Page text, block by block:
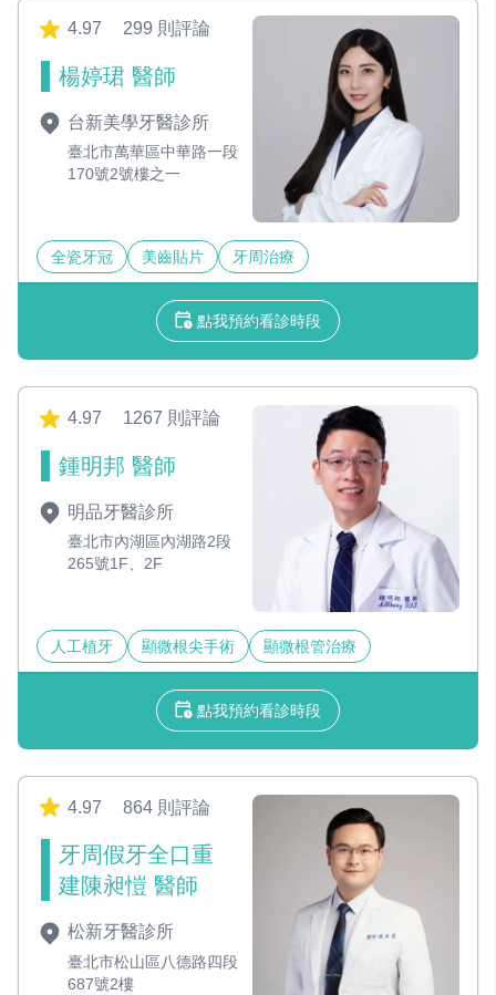
4.97 299 則評論
楊婷珺 醫師
台新美學牙醫診所
臺北市萬華區中華路一段
170號2號樓之一
全瓷牙冠 美齒貼片 牙周治療
點我預約看診時段
4.97 1267 則評論
鍾明邦 醫師
明品牙醫診所
臺北市內湖區內湖路2段
265號1F、2F
人工植牙 顯微根尖手術 顯微根管治療
點我預約看診時段
4.97 864 則評論
牙周假牙全口重
建陳昶愷 醫師
松新牙醫診所
臺北市松山區八德路四段
687號2樓